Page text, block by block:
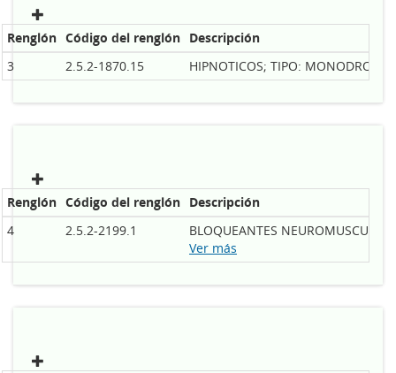
Renglón Código del renglón Descripción
3
2.5.2-1870.15 HIPNOTICOS; TIPO:
Renglón Código del renglón Descripción
4
2.5.2-2199.1
BLOQUEANTES
Ver más